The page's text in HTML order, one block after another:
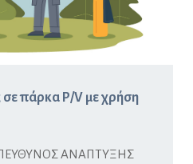
πάρκα P/V με χρήση
ΑΝΑΠΤΥΞΗΣ